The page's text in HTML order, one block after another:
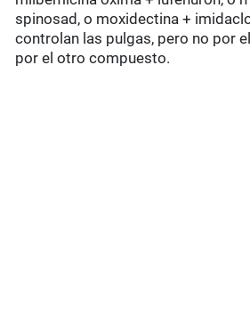
spinosad, o moxidectina +
controlan las pulgas, pero no por
por el otro compuesto.